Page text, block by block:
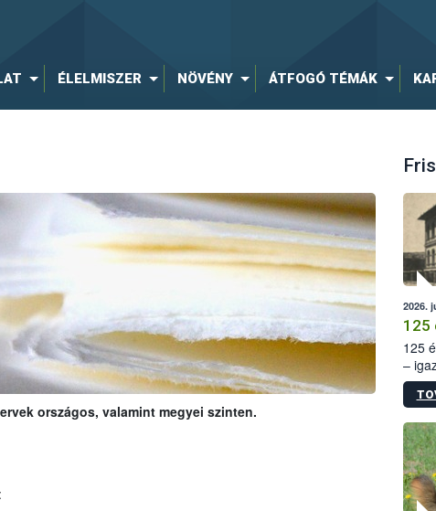
ÉLELMISZER NÖVÉNY ÁTFOGÓ TÉMÁK
országos, valamint megyei szinten.
2026.
125
125
–
15.